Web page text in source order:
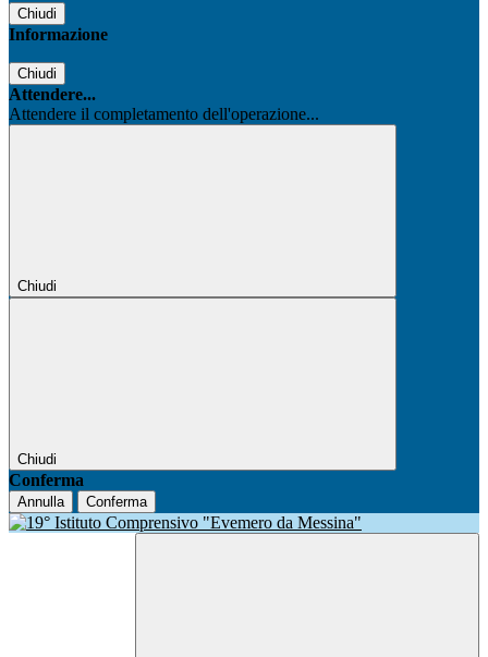
Chiudi
Informazione
Chiudi
Attendere...
Attendere il completamento dell'operazione...
Chiudi
Chiudi
Conferma
Annulla Conferma